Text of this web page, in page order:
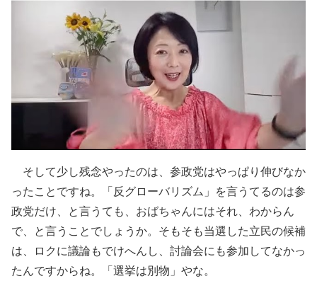
そして少し残念やったのは、参政党はやっぱり伸びなか
ったことですね。「反グローバリズム」を言うてるのは参
政党だけ、と言うても、おばちゃんにはそれ、わからん
で、と言うことでしょうか。そもそも当選した立民の候補
は、ロクに議論もでけへんし、討論会にも参加してなかっ
たんですからね。「選挙は別物」やな。